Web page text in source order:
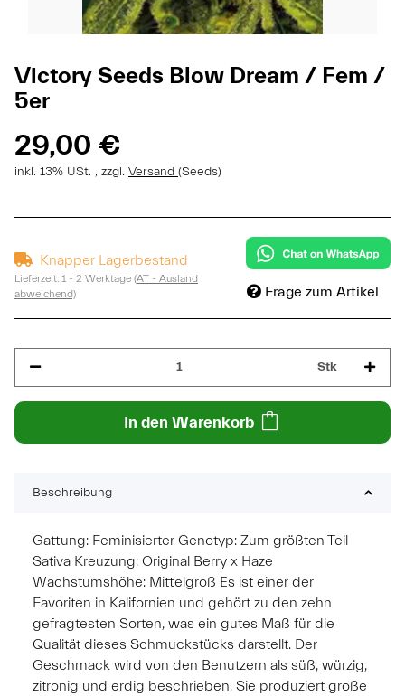
Victory Seeds Blow Dream / Fem /
5er
29,00 €
inkl. 13% USt. , zzgl. Versand (Seeds)
Knapper Lagerbestand
Lieferzeit: 1 - 2 Werktage (AT - Ausland
abweichend)
Frage zum Artikel
Stk
In den Warenkorb
Beschreibung
Gattung: Feminisierter Genotyp: Zum größten Teil
Sativa Kreuzung: Original Berry x Haze
Wachstumshöhe: Mittelgroß Es ist einer der
Favoriten in Kalifornien und gehört zu den zehn
gefragtesten Sorten, was ein gutes Maß für die
Qualität dieses Schmuckstücks darstellt. Der
Geschmack wird von den Benutzern als süß, würzig,
zitronig und erdig beschrieben. Sie produziert große